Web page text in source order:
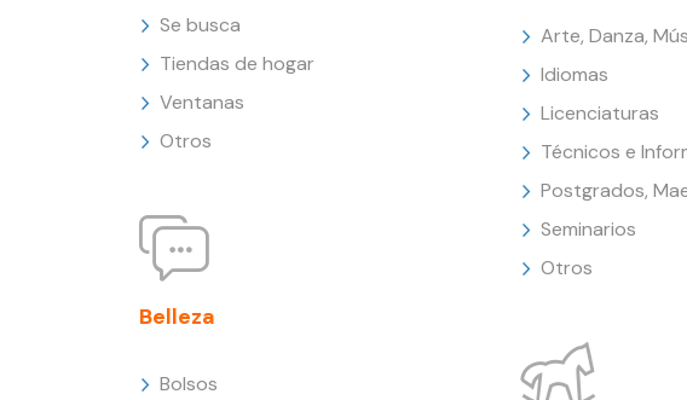
Se busca
Tiendas de hogar
Ventanas
Otros
Belleza
Bolsos
Arte, Danza,
Idiomas
Licenciaturas
Técnicos e
Postgrados,
Seminarios
Otros